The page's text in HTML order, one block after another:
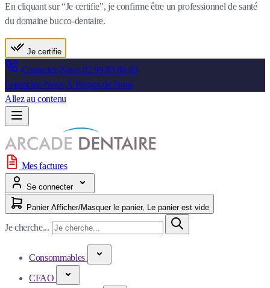
En cliquant sur “Je certifie", je confirme être un professionnel de santé
du domaine bucco-dentaire.
Je certifie
Contactez-Nous02 99 83 88 89
Contactez-Nous À Propos de Nous
Allez au contenu
Mes factures
Se connecter
Panier Afficher/Masquer le panier, Le panier est vide
Je cherche...
Consommables
CFAO